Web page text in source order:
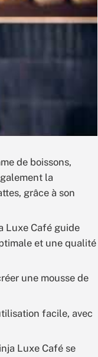
de boissons,
la
grâce à son
Luxe Café guide
et une qualité
une mousse de
facile, avec
Luxe Café se